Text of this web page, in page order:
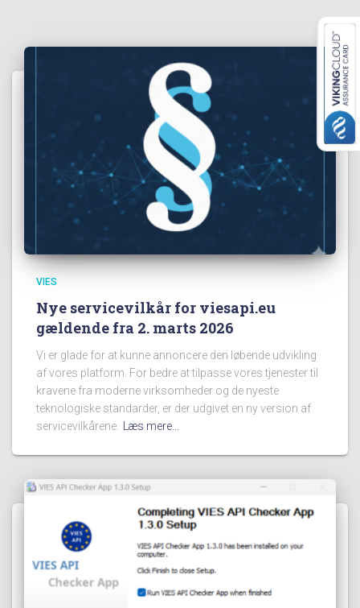
VIES
Nye servicevilkår for viesapi.eu
gældende fra 2. marts 2026
Vi er glade for at kunne annoncere den løbende udvikling
af vores platform. For bedre at tilpasse vores tjenester til
kravene fra moderne virksomheder og de nyeste
teknologiske standarder, er der udgivet en ny version af
servicevilkårene. Læs mere…